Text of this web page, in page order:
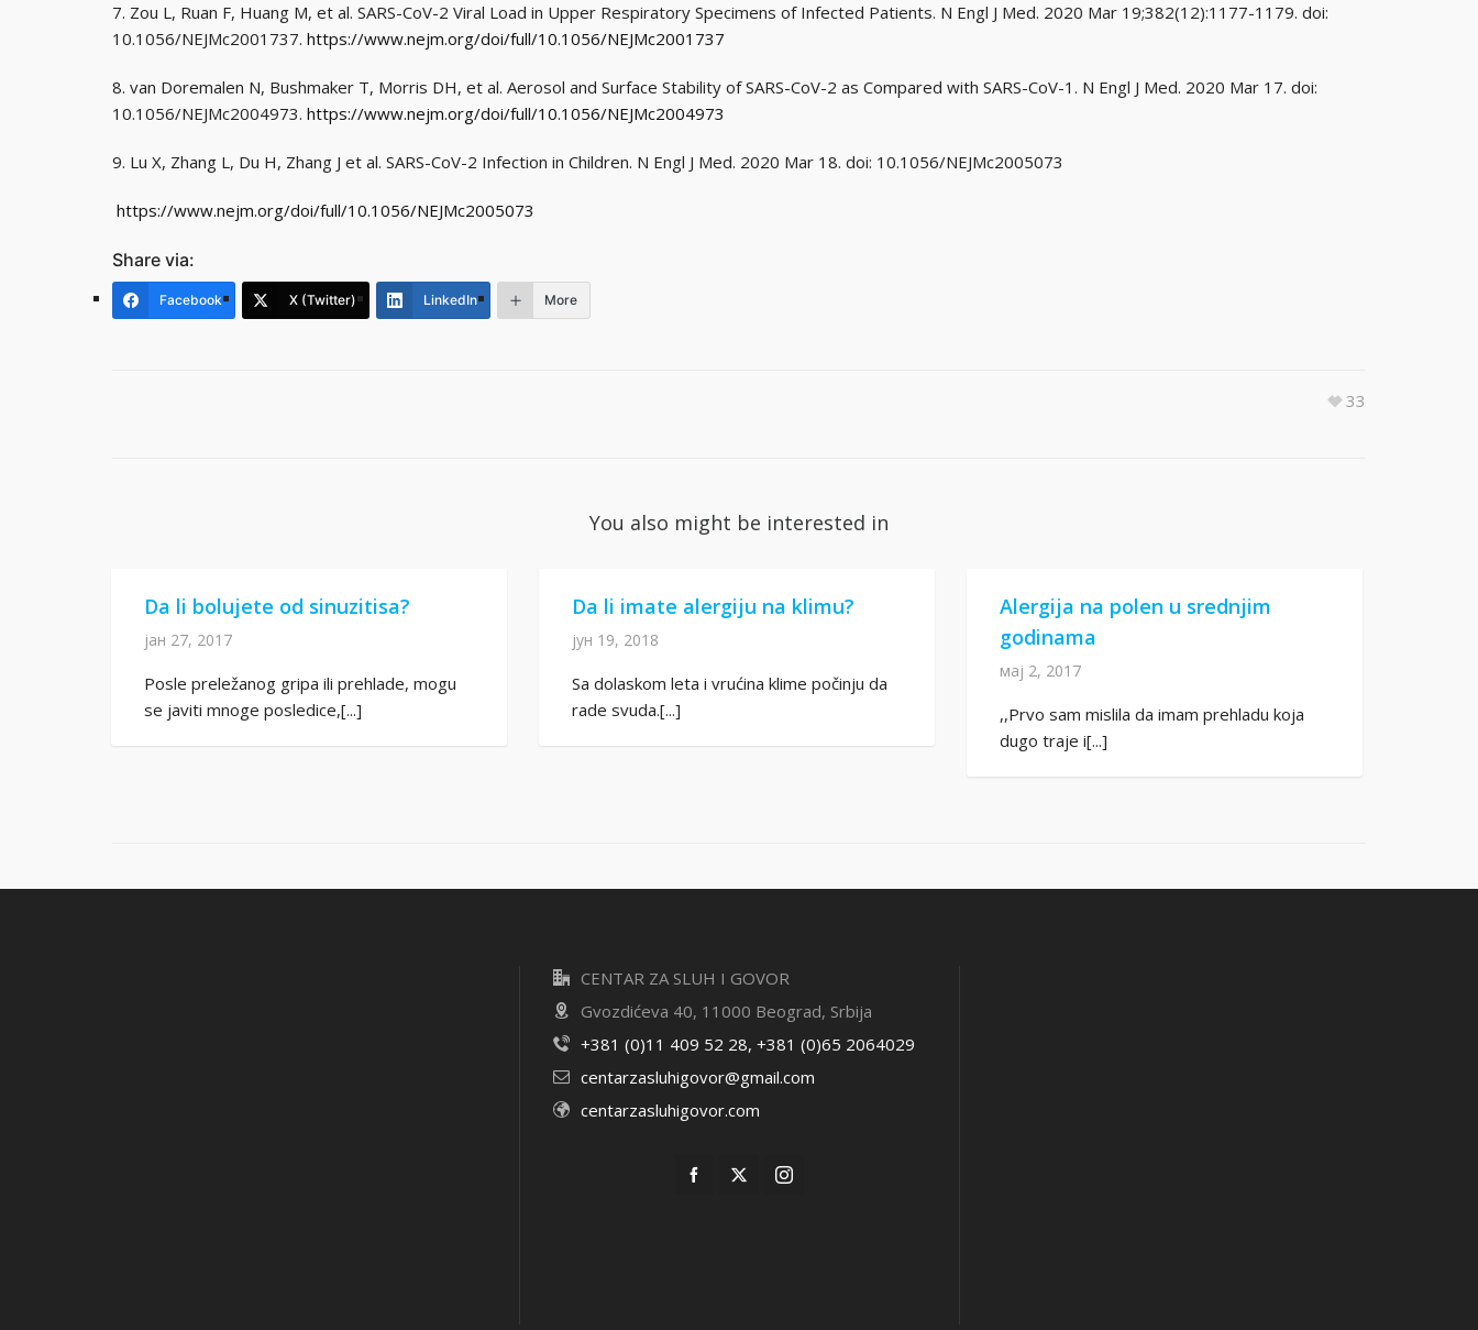
7. Zou L, Ruan F, Huang M, et al. SARS-CoV-2 Viral Load in Upper Respiratory Specimens of Infected Patients. N Engl J Med. 2020 Mar 19;382(12):1177-1179. doi:
10.1056/NEJMc2001737. https://www.nejm.org/doi/full/10.1056/NEJMc2001737
8. van Doremalen N, Bushmaker T, Morris DH, et al. Aerosol and Surface Stability of SARS-CoV-2 as Compared with SARS-CoV-1. N Engl J Med. 2020 Mar 17. doi:
10.1056/NEJMc2004973. https://www.nejm.org/doi/full/10.1056/NEJMc2004973
9. Lu X, Zhang L, Du H, Zhang J et al. SARS-CoV-2 Infection in Children. N Engl J Med. 2020 Mar 18. doi: 10.1056/NEJMc2005073
https://www.nejm.org/doi/full/10.1056/NEJMc2005073
Share via:
Facebook X (Twitter) LinkedIn More
33
You also might be interested in
Da li bolujete od sinuzitisa?
јан 27, 2017
Posle preležanog gripa ili prehlade, mogu
se javiti mnoge posledice,[...]
Da li imate alergiju na klimu?
јун 19, 2018
Sa dolaskom leta i vrućina klime počinju da
rade svuda.[...]
Alergija na polen u srednjim
godinama
мај 2, 2017
,,Prvo sam mislila da imam prehladu koja
dugo traje i[...]
CENTAR ZA SLUH I GOVOR
Gvozdićeva 40, 11000 Beograd, Srbija
+381 (0)11 409 52 28, +381 (0)65 2064029
centarzasluhigovor@gmail.com
centarzasluhigovor.com